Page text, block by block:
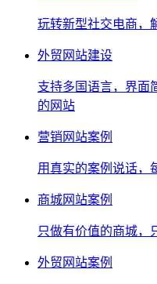
玩转新型社交电商，
外贸网站建设
支持多国语言，界面
的网站
营销网站案例
用真实的案例说话，
商城网站案例
只做有价值的商城，
外贸网站案例